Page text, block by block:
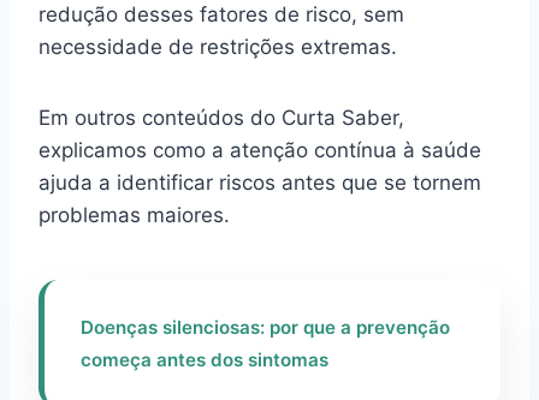
redução desses fatores de risco, sem
necessidade de restrições extremas.
Em outros conteúdos do Curta Saber,
explicamos como a atenção contínua à saúde
ajuda a identificar riscos antes que se tornem
problemas maiores.
Doenças silenciosas: por que a prevenção
começa antes dos sintomas